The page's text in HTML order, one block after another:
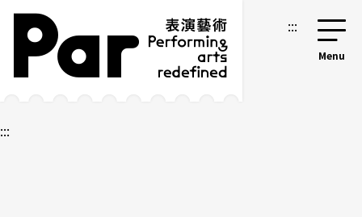
跳到主要內容區塊
網站導覽 :::
:::